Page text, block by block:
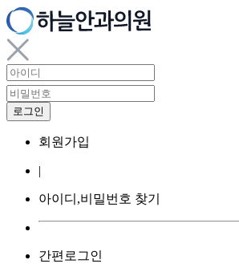
회원가입
|
아이디,비밀번호 찾기
간편로그인